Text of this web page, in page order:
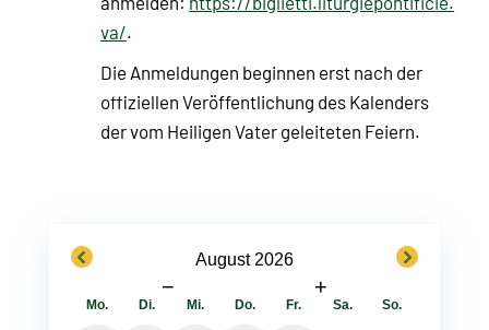
va/.
Die Anmeldungen beginnen erst nach der
offiziellen Veröffentlichung des Kalenders
der vom Heiligen Vater geleiteten Feiern.
previous August 2026
− +
next
Mo. Di. Mi. Do. Fr. Sa. So.